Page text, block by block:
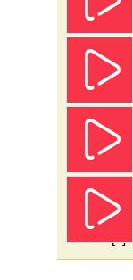
Strana: [1]